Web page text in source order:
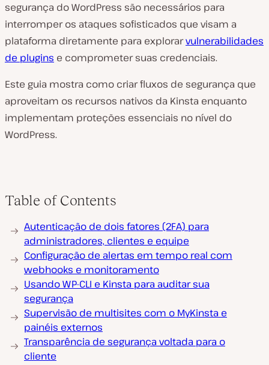
segurança do WordPress são necessários para
interromper os ataques sofisticados que visam a
plataforma diretamente para explorarvulnerabilidades
de plugins e comprometer suas credenciais.
Este guia mostra como criar fluxos de segurança que
aproveitam os recursos nativos da Kinsta enquanto
implementam proteções essenciais no nível do
WordPress.
Table of Contents
Autenticação de dois fatores (2FA) para
administradores, clientes e equipe
Configuração de alertas em tempo real com
webhooks e monitoramento
Usando WP-CLI e Kinsta para auditar sua
segurança
Supervisão de multisites com o MyKinsta e
painéis externos
Transparência de segurança voltada para o
cliente